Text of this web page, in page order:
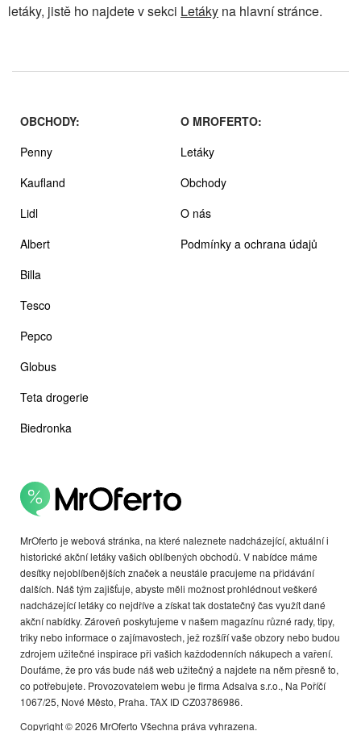
letáky, jistě ho najdete v sekci Letáky na hlavní stránce.
MrOferto je webová stránka, na které naleznete nadcházející, aktuální i
historické akční letáky vašich oblíbených obchodů. V nabídce máme
desítky nejoblíbenějších značek a neustále pracujeme na přidávání
dalších. Náš tým zajišťuje, abyste měli možnost prohlédnout veškeré
nadcházející letáky co nejdříve a získat tak dostatečný čas využít dané
akční nabídky. Zároveň poskytujeme v našem magazínu různé rady, tipy,
triky nebo informace o zajímavostech, jež rozšíří vaše obzory nebo budou
zdrojem užitečné inspirace při vašich každodenních nákupech a vaření.
Doufáme, že pro vás bude náš web užitečný a najdete na něm přesně to,
co potřebujete. Provozovatelem webu je firma Adsalva s.r.o., Na Poříčí
1067/25, Nové Město, Praha. TAX ID CZ03786986.
Copyright © 2026 MrOferto Všechna práva vyhrazena.
OBCHODY:
Penny
Kaufland
Lidl
Albert
Billa
Tesco
Pepco
Globus
Teta drogerie
Biedronka
O MROFERTO:
Letáky
Obchody
O nás
Podmínky a ochrana údajů